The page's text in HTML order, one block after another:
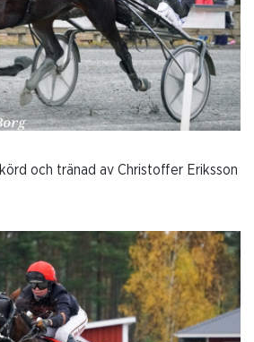
körd och tränad av Christoffer Eriksson